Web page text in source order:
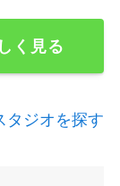
く見る
タジオを探す